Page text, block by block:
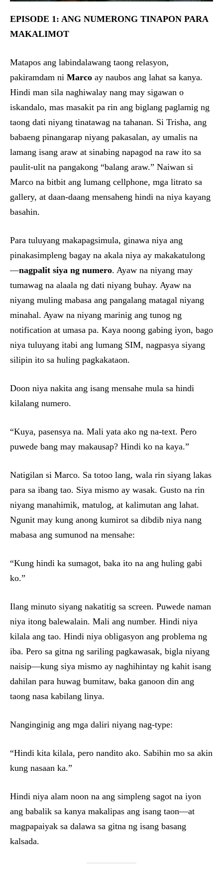
EPISODE 1: ANG NUMERONG TINAPON PARA
MAKALIMOT
Matapos ang labindalawang taong relasyon,
pakiramdam ni Marco ay naubos ang lahat sa kanya.
Hindi man sila naghiwalay nang may sigawan o
iskandalo, mas masakit pa rin ang biglang paglamig ng
taong dati niyang tinatawag na tahanan. Si Trisha, ang
babaeng pinangarap niyang pakasalan, ay umalis na
lamang isang araw at sinabing napagod na raw ito sa
paulit-ulit na pangakong “balang araw.” Naiwan si
Marco na bitbit ang lumang cellphone, mga litrato sa
gallery, at daan-daang mensaheng hindi na niya kayang
basahin.
Para tuluyang makapagsimula, ginawa niya ang
pinakasimpleng bagay na akala niya ay makakatulong
—nagpalit siya ng numero. Ayaw na niyang may
tumawag na alaala ng dati niyang buhay. Ayaw na
niyang muling mabasa ang pangalang matagal niyang
minahal. Ayaw na niyang marinig ang tunog ng
notification at umasa pa. Kaya noong gabing iyon, bago
niya tuluyang itabi ang lumang SIM, nagpasya siyang
silipin ito sa huling pagkakataon.
Doon niya nakita ang isang mensahe mula sa hindi
kilalang numero.
“Kuya, pasensya na. Mali yata ako ng na-text. Pero
puwede bang may makausap? Hindi ko na kaya.”
Natigilan si Marco. Sa totoo lang, wala rin siyang lakas
para sa ibang tao. Siya mismo ay wasak. Gusto na rin
niyang manahimik, matulog, at kalimutan ang lahat.
Ngunit may kung anong kumirot sa dibdib niya nang
mabasa ang sumunod na mensahe:
“Kung hindi ka sumagot, baka ito na ang huling gabi
ko.”
Ilang minuto siyang nakatitig sa screen. Puwede naman
niya itong balewalain. Mali ang number. Hindi niya
kilala ang tao. Hindi niya obligasyon ang problema ng
iba. Pero sa gitna ng sariling pagkawasak, bigla niyang
naisip—kung siya mismo ay naghihintay ng kahit isang
dahilan para huwag bumitaw, baka ganoon din ang
taong nasa kabilang linya.
Nanginginig ang mga daliri niyang nag-type:
“Hindi kita kilala, pero nandito ako. Sabihin mo sa akin
kung nasaan ka.”
Hindi niya alam noon na ang simpleng sagot na iyon
ang babalik sa kanya makalipas ang isang taon—at
magpapaiyak sa dalawa sa gitna ng isang basang
kalsada.